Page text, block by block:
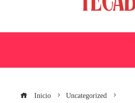
Inicio
Uncategorized